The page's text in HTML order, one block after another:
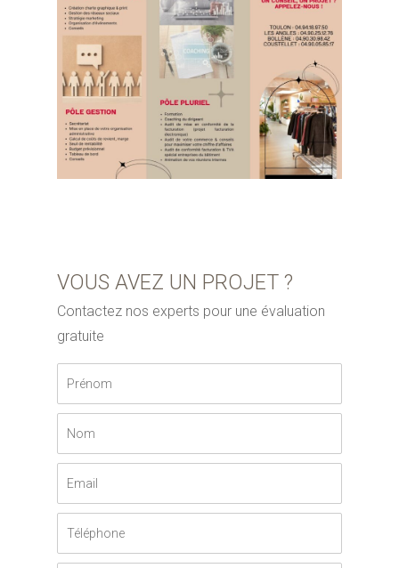
VOUS AVEZ UN PROJET ?
Contactez nos experts pour une évaluation
gratuite